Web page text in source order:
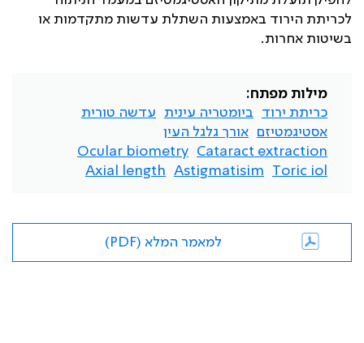
לכריתת הירוד באמצעות השתלת עדשות מתקדמות או
בשיטות אחרות.
מילות מפתח:
כריתת ירוד
ביומטריה עינית
עדשה טורית
אסטיגמטיזם
אורך גלגל העין
Cataract extraction
Ocular biometry
Toric iol
Astigmatisim
Axial length
למאמר המלא (PDF)